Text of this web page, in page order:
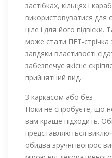
застібках, кільцях і
використовуватися для
ціле і для його
може стати ПЕТ-
завдяки властивості
забезпечує якісне
прийнятний вид.
З каркасом або без
Поки не спробуєте, що
вам краще підходить.
представляються
обидва зручні івопрос